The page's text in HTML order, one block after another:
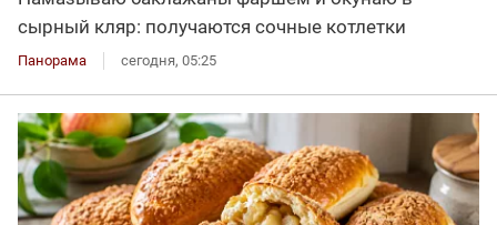
сырный кляр: получаются сочные котлетки
Панорама сегодня, 05:25